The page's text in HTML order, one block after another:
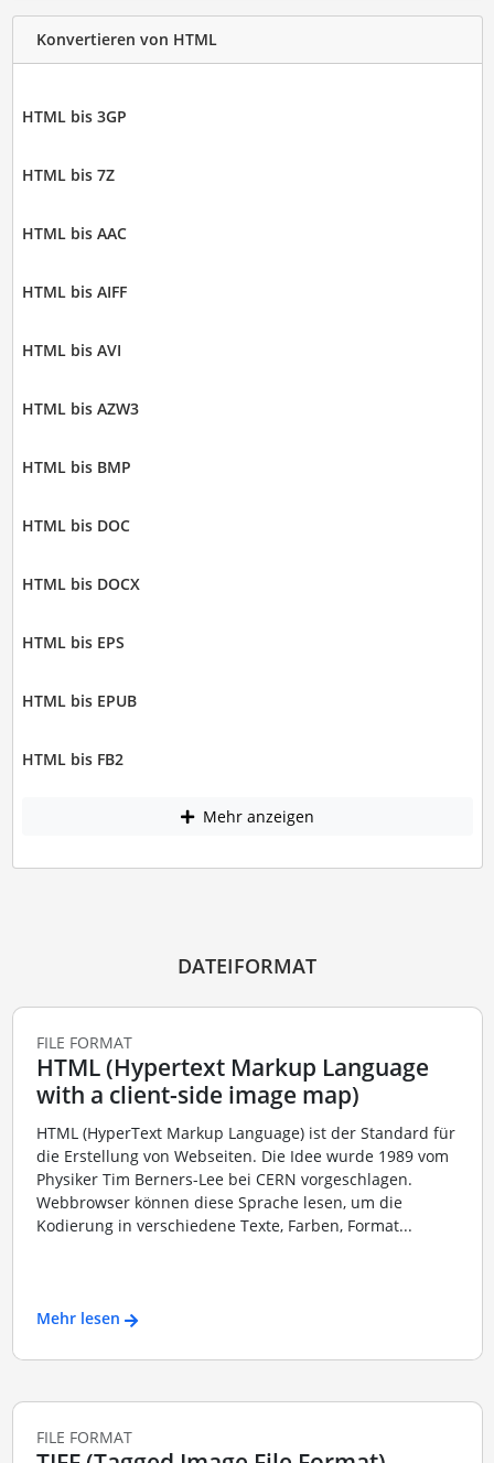
Konvertieren von HTML
HTML bis 3GP
HTML bis 7Z
HTML bis AAC
HTML bis AIFF
HTML bis AVI
HTML bis AZW3
HTML bis BMP
HTML bis DOC
HTML bis DOCX
HTML bis EPS
HTML bis EPUB
HTML bis FB2
Mehr anzeigen
DATEIFORMAT
FILE FORMAT
HTML (Hypertext Markup Language
with a client-side image map)
HTML (HyperText Markup Language) ist der Standard für
die Erstellung von Webseiten. Die Idee wurde 1989 vom
Physiker Tim Berners-Lee bei CERN vorgeschlagen.
Webbrowser können diese Sprache lesen, um die
Kodierung in verschiedene Texte, Farben, Format...
Mehr lesen
FILE FORMAT